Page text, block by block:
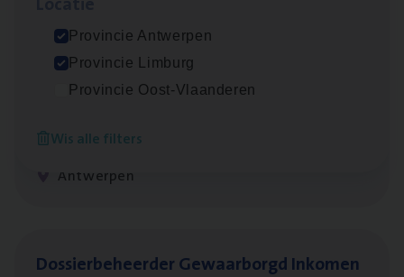
Provincie Antwerpen
Provincie Limburg
Provincie Oost-Vlaanderen
Wis alle filters
Antwerpen
Insurance Operations
Antwerpen
Dos­sier­be­heer­der Gewaar­borgd Inkomen